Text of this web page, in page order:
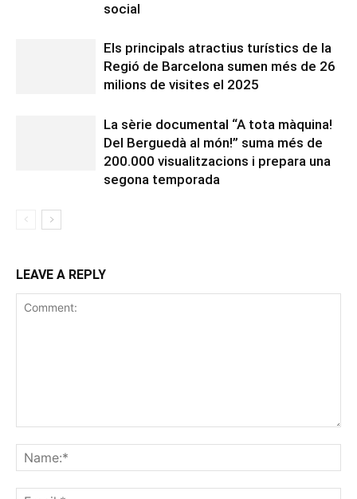
social
Els principals atractius turístics de la
Regió de Barcelona sumen més de 26
milions de visites el 2025
La sèrie documental “A tota màquina!
Del Berguedà al món!” suma més de
200.000 visualitzacions i prepara una
segona temporada
LEAVE A REPLY